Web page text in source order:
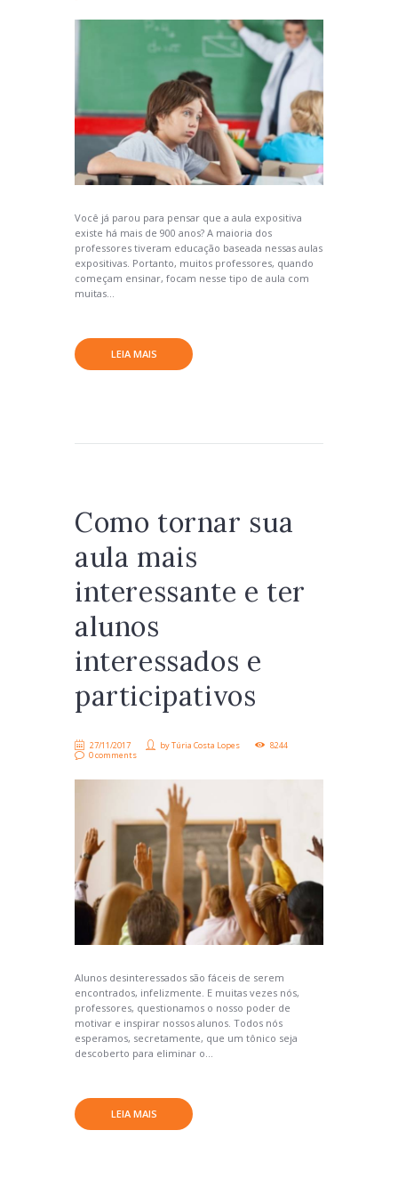
Você já parou para pensar que a aula expositiva
existe há mais de 900 anos? A maioria dos
professores tiveram educação baseada nessas aulas
expositivas. Portanto, muitos professores, quando
começam ensinar, focam nesse tipo de aula com
muitas...
LEIA MAIS
Como tornar sua
aula mais
interessante e ter
alunos
interessados e
participativos
27/11/2017 byTúria Costa Lopes
8244
0 comments
Alunos desinteressados são fáceis de serem
encontrados, infelizmente. E muitas vezes nós,
professores, questionamos o nosso poder de
motivar e inspirar nossos alunos. Todos nós
esperamos, secretamente, que um tônico seja
descoberto para eliminar o...
LEIA MAIS